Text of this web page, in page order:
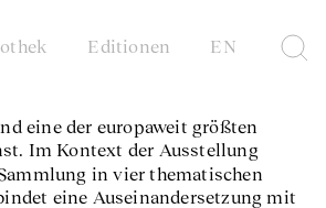
Editionen EN
eine der europaweit größten
Im Kontext der Ausstellung
in vier thematischen
eine Auseinandersetzung mit